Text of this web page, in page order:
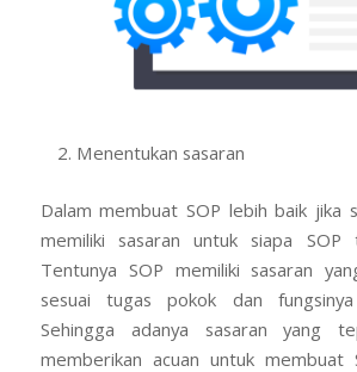
Menentukan sasaran
Dalam membuat SOP lebih baik jika
memiliki sasaran untuk siapa SOP
Tentunya SOP memiliki sasaran
sesuai tugas pokok dan fungsinya
Sehingga adanya sasaran yang
memberikan acuan untuk membuat